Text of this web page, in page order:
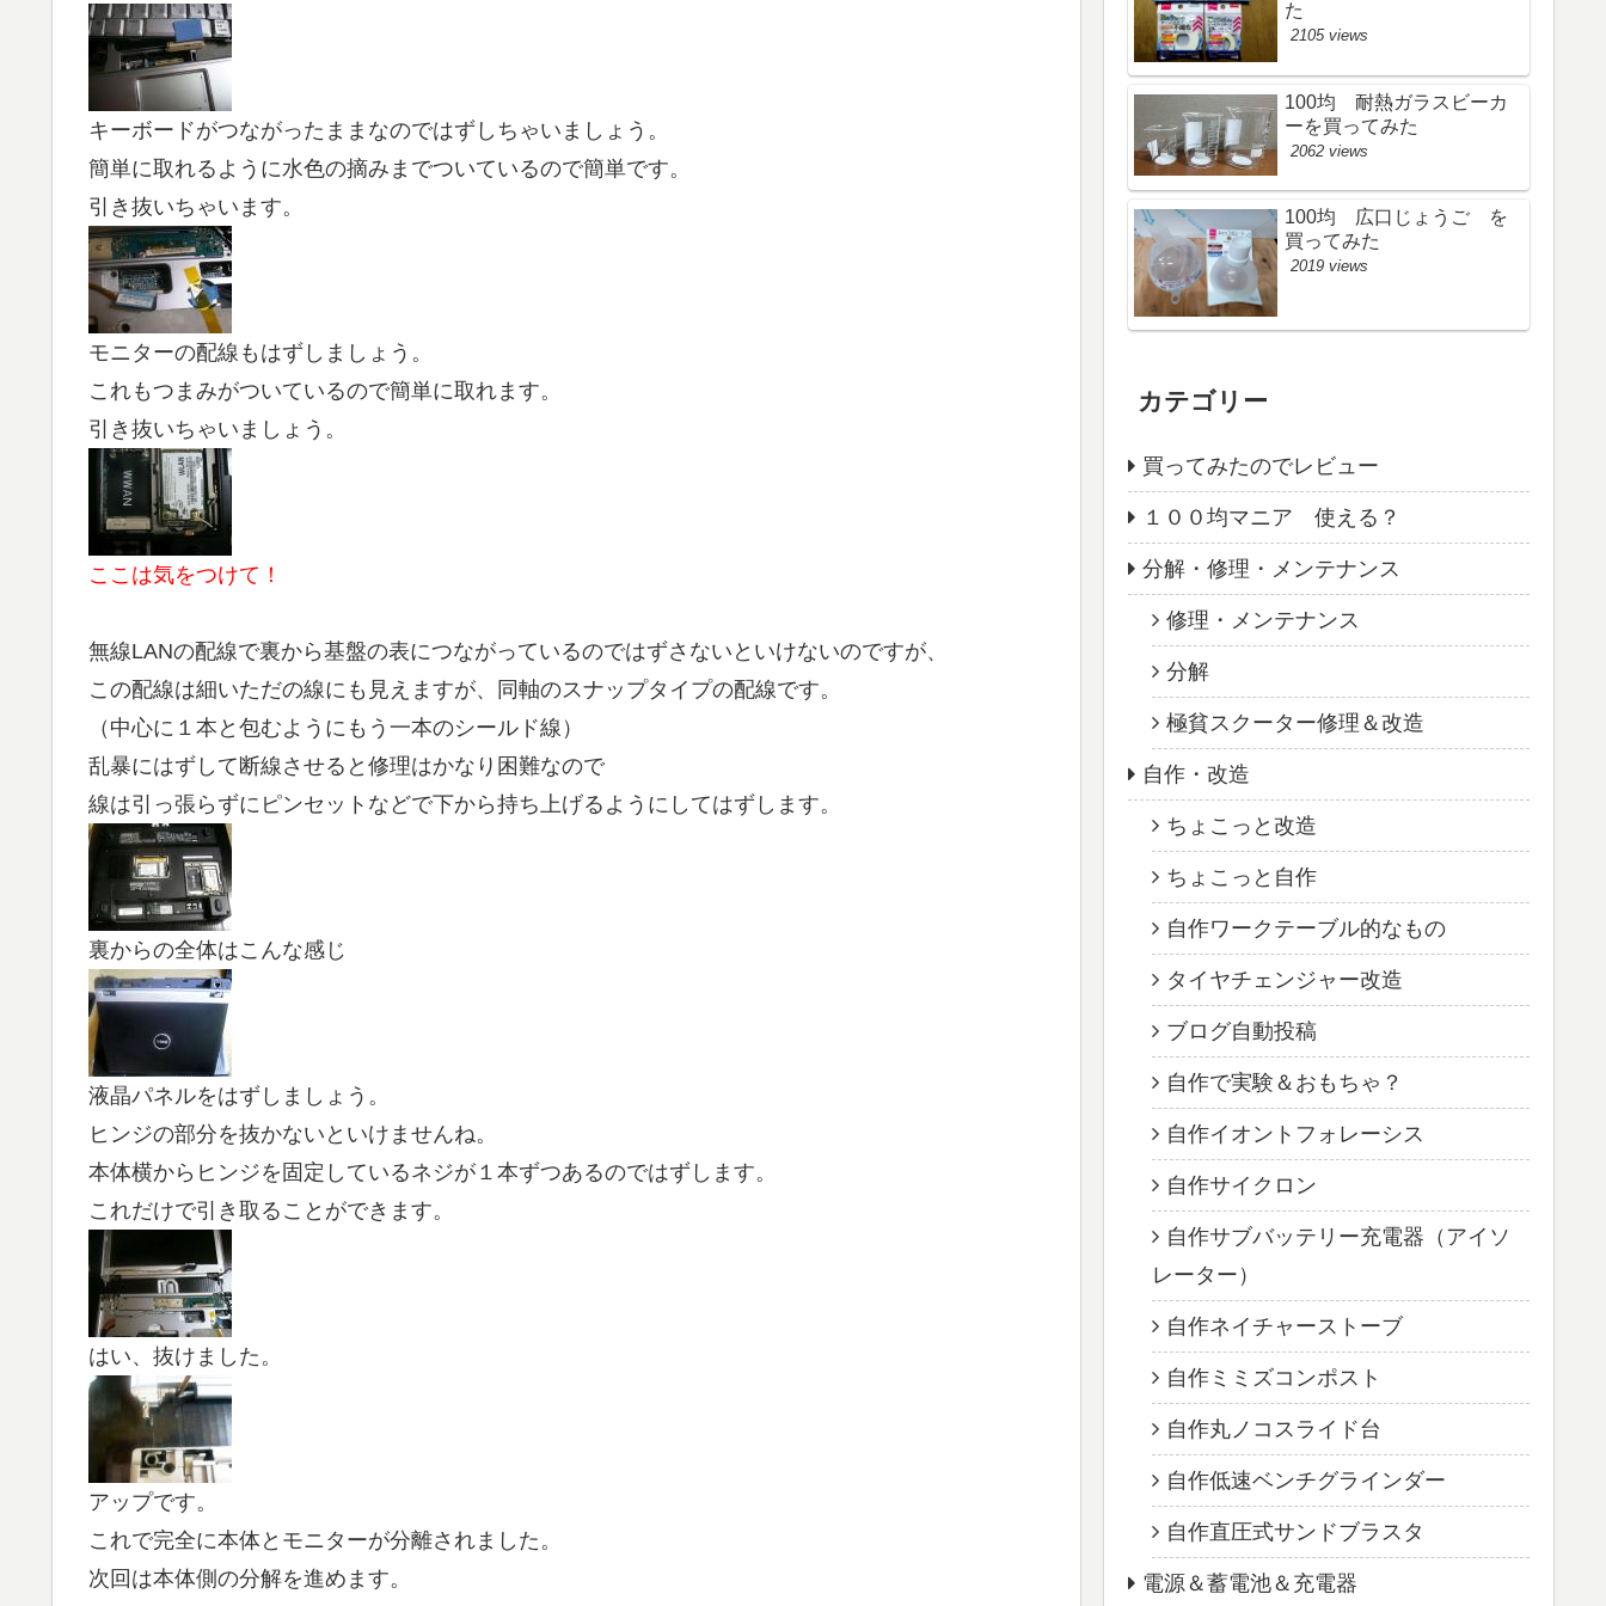
キーボードがつながったままなのではずしちゃいましょう。
簡単に取れるように水色の摘みまでついているので簡単です。
引き抜いちゃいます。
モニターの配線もはずしましょう。
これもつまみがついているので簡単に取れます。
引き抜いちゃいましょう。
ここは気をつけて！
無線LANの配線で裏から基盤の表につながっているのではずさないといけないのですが、
この配線は細いただの線にも見えますが、同軸のスナップタイプの配線です。
（中心に１本と包むようにもう一本のシールド線）
乱暴にはずして断線させると修理はかなり困難なので
線は引っ張らずにピンセットなどで下から持ち上げるようにしてはずします。
裏からの全体はこんな感じ
液晶パネルをはずしましょう。
ヒンジの部分を抜かないといけませんね。
本体横からヒンジを固定しているネジが１本ずつあるのではずします。
これだけで引き取ることができます。
はい、抜けました。
アップです。
これで完全に本体とモニターが分離されました。
次回は本体側の分解を進めます。
た
2105 views
100均 耐熱ガラスビーカ
ーを買ってみた
2062 views
100均 広口じょうご を
買ってみた
2019 views
カテゴリー
買ってみたのでレビュー
１００均マニア 使える？
分解・修理・メンテナンス
修理・メンテナンス
分解
極貧スクーター修理＆改造
自作・改造
ちょこっと改造
ちょこっと自作
自作ワークテーブル的なもの
タイヤチェンジャー改造
ブログ自動投稿
自作で実験＆おもちゃ？
自作イオントフォレーシス
自作サイクロン
自作サブバッテリー充電器（アイソ
レーター）
自作ネイチャーストーブ
自作ミミズコンポスト
自作丸ノコスライド台
自作低速ベンチグラインダー
自作直圧式サンドブラスタ
電源＆蓄電池＆充電器